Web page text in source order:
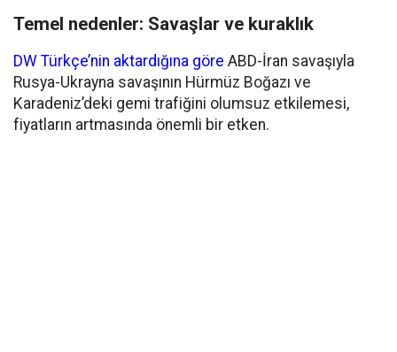
Temel nedenler: Savaşlar ve kuraklık
DW Türkçe’nin aktardığına göre ABD-İran savaşıyla
Rusya-Ukrayna savaşının Hürmüz Boğazı ve
Karadeniz’deki gemi trafiğini olumsuz etkilemesi,
fiyatların artmasında önemli bir etken.